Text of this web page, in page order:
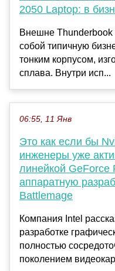
2050 Laptop: в
Внешне Thunderbook
собой типичную
тонким корпусом,
сплава. Внутри исп...
06:55, 11 Янв
Это как если бы
инженеры уже
линейкой GeForce
аппаратную
Battlemage
Компания Intel
разработке
полностью
поколением